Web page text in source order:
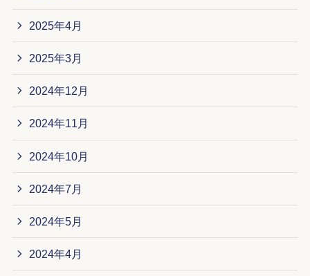
2025年4月
2025年3月
2024年12月
2024年11月
2024年10月
2024年7月
2024年5月
2024年4月